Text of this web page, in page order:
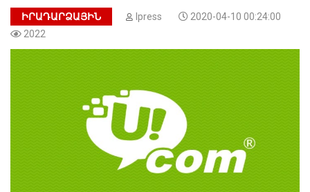
ԻՐԱԴԱՐՁԱՅԻՆ Ipress
2020-04-10 00:24:00
2022